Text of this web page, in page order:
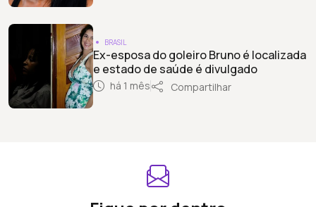
BRASIL
Ex-esposa do goleiro Bruno é localizada
e estado de saúde é divulgado
há 1 mês Compartilhar